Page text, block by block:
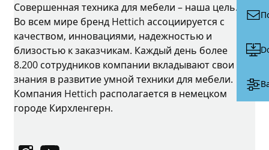
Совершенная техника для мебели – наша цель.
Во всем мире бренд Hettich ассоциируется с
качеством, инновациями, надежностью и
близостью к заказчикам. Каждый день более
8.200 сотрудников компании вкладывают свои
знания в развитие умной техники для мебели.
Компания Hettich располагается в немецком
городе Кирхленгерн.